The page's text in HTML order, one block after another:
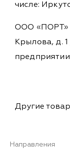
числе:
ООО «ПОРТ»
Крылова, д.
Другие
Направления